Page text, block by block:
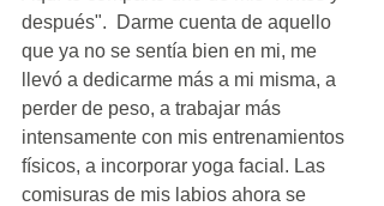
después".  Darme cuenta de aquello
que ya no se sentía bien en mi, me
llevó a dedicarme más a mi misma, a
perder de peso, a trabajar más
intensamente con mis entrenamientos
físicos, a incorporar yoga facial. Las
comisuras de mis labios ahora se